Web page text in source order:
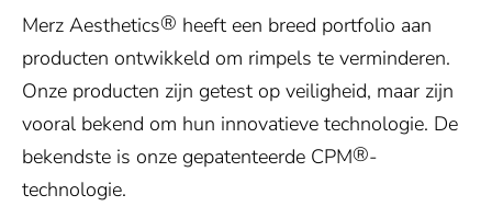
Merz Aesthetics® heeft een breed portfolio aan
producten ontwikkeld om rimpels te verminderen.
Onze producten zijn getest op veiligheid, maar zijn
vooral bekend om hun innovatieve technologie. De
bekendste is onze gepatenteerde CPM®-
technologie.